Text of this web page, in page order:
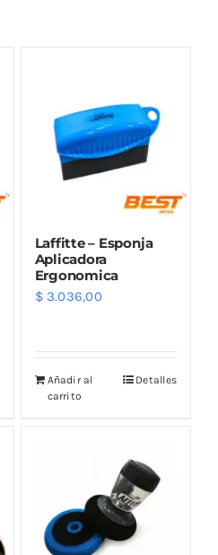
Laffitte – Esponja
Aplicadora
Ergonomica
$3.036,00
Añadir al
carrito
Detalles